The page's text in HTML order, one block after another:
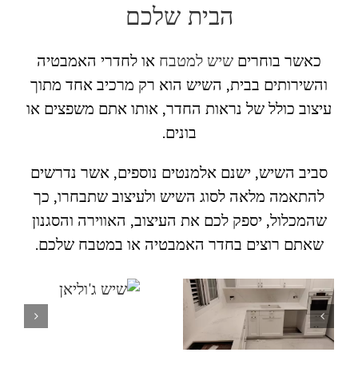
הבית שלכם
כאשר בוחרים שיש למטבח או לחדרי האמבטיה
והשירותים בבית, השיש הוא רק מרכיב אחד מתוך
עיצוב כולל של נראות החדר, אותו אתם משפצים או
בונים.
סביב השיש, ישנם אלמנטים נוספים, אשר נדרשים
להתאמה מלאה לסוג השיש ולעיצוב שתבחרו, כך
שהמכלול, יספק לכם את העיצוב, האווירה והסגנון
שאתם רוצים בחדר האמבטיה או במטבח שלכם.